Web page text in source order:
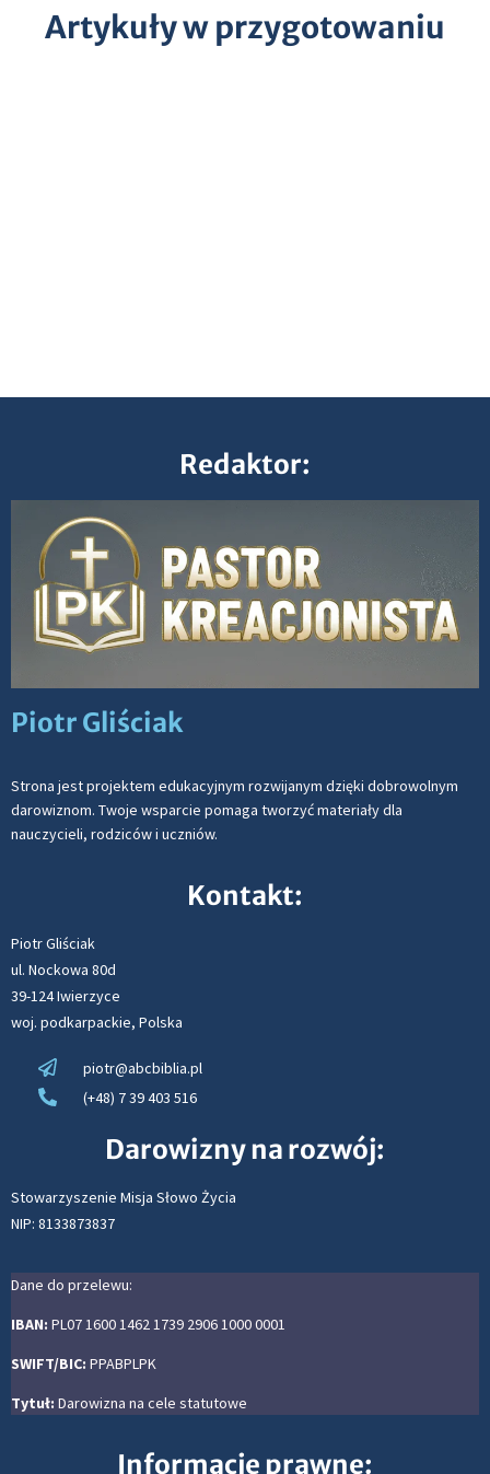
Artykuły w przygotowaniu
Redaktor:
Piotr Gliściak
Strona jest projektem edukacyjnym rozwijanym dzięki dobrowolnym
darowiznom. Twoje wsparcie pomaga tworzyć materiały dla
nauczycieli, rodziców i uczniów.
Kontakt:
Piotr Gliściak
ul. Nockowa 80d
39-124 Iwierzyce
woj. podkarpackie, Polska
piotr@abcbiblia.pl
(+48) 7 39 403 516
Darowizny na rozwój:
Stowarzyszenie Misja Słowo Życia
NIP: 8133873837
Dane do przelewu:
IBAN: PL07 1600 1462 1739 2906 1000 0001
SWIFT/BIC: PPABPLPK
Tytuł: Darowizna na cele statutowe
Informacje prawne: